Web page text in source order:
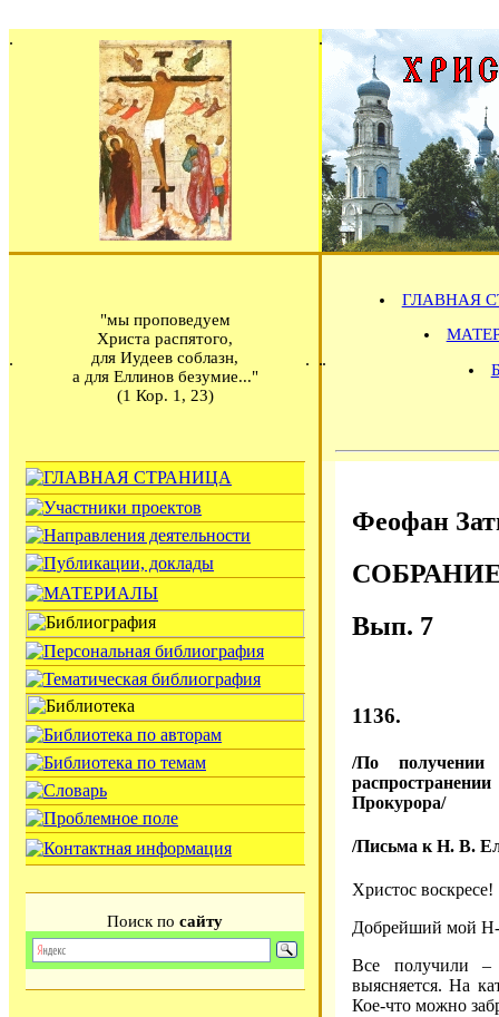
"мы проповедуем
Христа распятого,
для Иудеев соблазн,
а для Еллинов безумие..."
(1 Кор. 1, 23)
ГЛАВНАЯ
Поиск по сайту
Феофан
Вып. 7
1136.
/По
Прокурора/
/Письма к Н. В.
Христос воскресе!
Добрейший мой
Все получили –
выясняется. На
Кое-что можно